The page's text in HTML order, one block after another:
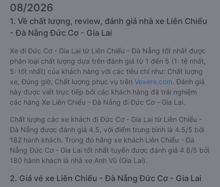
08/2026
1. Về chất lượng, review, đánh giá nhà xe Liên Chiểu
- Đà Nẵng Đức Cơ - Gia Lai
Xe đi Đức Cơ - Gia Lai từ Liên Chiểu - Đà Nẵng tốt nhất được
phân loại chất lượng dựa trên đánh giá từ 1 đến 5 (1: tệ nhất,
5: tốt nhất) của khách hàng với các tiêu chí như: Chất lượng
xe, Đúng giờ, Chất lượng phục vụ trên Vexere.com. Đánh giá
này được viết trực tiếp bởi các khách hàng đã trải nghiệm
các hãng Xe Liên Chiểu - Đà Nẵng đi Đức Cơ - Gia Lai.
Chất lượng các xe khách đi Đức Cơ - Gia Lai từ Liên Chiểu -
Đà Nẵng được đánh giá 4.5, với điểm trung bình là 4.5/5 bởi
182 hành khách. Trong đó hãng xe khách Liên Chiểu - Đà
Nẵng Đức Cơ - Gia Lai tốt nhất tuyến được đánh giá 4.8/5 bởi
180 hành khách là nhà xe Anh Vũ (Gia Lai).
2. Giá vé xe Liên Chiểu - Đà Nẵng Đức Cơ - Gia Lai